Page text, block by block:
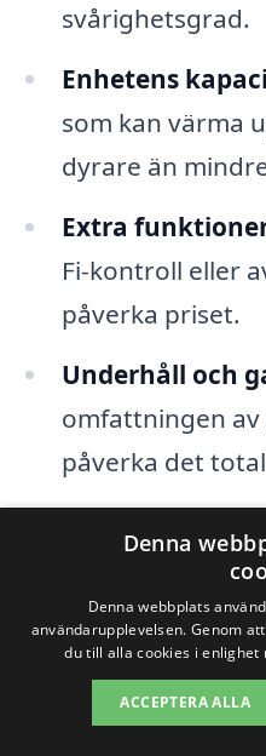
svårighetsgrad.
Enhetens
som kan värma
dyrare än
Extra
Fi-kontroll eller
påverka priset.
Underhåll och
omfattningen av
påverka det
Det är också bra
erbjudanden från
hitta det bästa
värmepump i
plattform kan du
Denna
Denna webbplats
användarupplevelsen. Genom
du till alla cookies i enlighet
ACCEPTERA ALLA